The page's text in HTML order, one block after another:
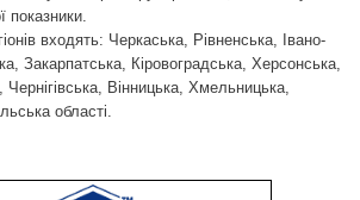
показники.
входять: Черкаська, Рівненська, Івано-
Закарпатська, Кіровоградська, Херсонська,
Вінницька, Хмельницька,
області.